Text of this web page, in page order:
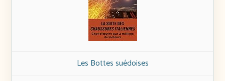
Les Bottes suédoises